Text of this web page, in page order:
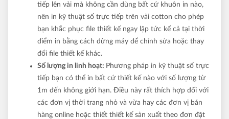
tiếp lên vải mà không cần dùng bất cứ khuôn in nào,
nên in kỹ thuật số trực tiếp trên vải cotton cho phép
bạn khắc phục file thiết kế ngay lập tức kể cả tại thời
điểm in bằng cách dừng máy để chỉnh sửa hoặc thay
đổi file thiết kế khác.
Số lượng in linh hoạt: Phương pháp in kỹ thuật số trực
tiếp bạn có thể in bất cứ thiết kế nào với số lượng từ
1m đến không giới hạn. Điều này rất thích hợp đối với
các đơn vị thời trang nhỏ và vừa hay các đơn vị bán
hàng online hoặc thiết thiết kế sản xuất theo đơn đặt